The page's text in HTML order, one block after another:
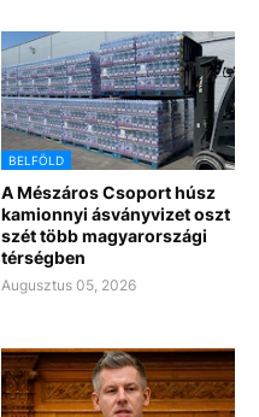
BELFÖLD
A Mészáros Csoport húsz
kamionnyi ásványvizet oszt
szét több magyarországi
térségben
Augusztus 05, 2026